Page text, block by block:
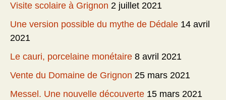
Visite scolaire à Grignon 2 juillet 2021
Une version possible du mythe de Dédale 14 avril
2021
Le cauri, porcelaine monétaire 8 avril 2021
Vente du Domaine de Grignon 25 mars 2021
Messel. Une nouvelle découverte 15 mars 2021